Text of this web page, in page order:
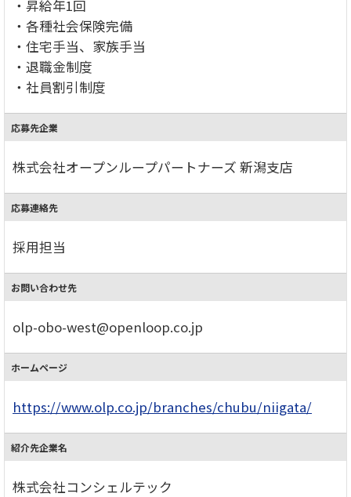
・昇給年1回
・各種社会保険完備
・住宅手当、家族手当
・退職金制度
・社員割引制度
応募先企業
株式会社オープンループパートナーズ 新潟支店
応募連絡先
採用担当
お問い合わせ先
olp-obo-west@openloop.co.jp
ホームページ
https://www.olp.co.jp/branches/chubu/niigata/
紹介先企業名
株式会社コンシェルテック